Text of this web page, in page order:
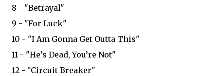
8 - "Betrayal"
9 - "For Luck"
10 - "I Am Gonna Get Outta This"
11 - "He’s Dead, You’re Not"
12 - "Circuit Breaker"